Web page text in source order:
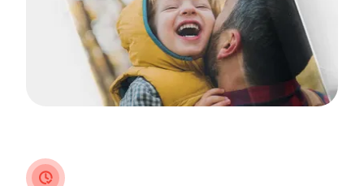
clock_check